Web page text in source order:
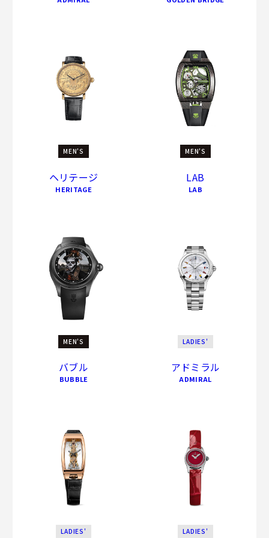
MEN'S
ヘリテージ
HERITAGE
MEN'S
LAB
LAB
MEN'S
バブル
BUBBLE
LADIES'
アドミラル
ADMIRAL
LADIES' LADIES'